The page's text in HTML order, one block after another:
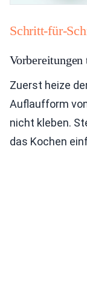
Schritt-für-
Vorbereitungen
Zuerst heize
Auflaufform
nicht kleben.
das Kochen